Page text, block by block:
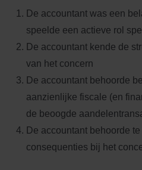
De accountant was een
speelde een actieve rol
De accountant kende de
van het concern
De accountant behoorde
aanzienlijke fiscale (en
de beoogde
De accountant behoorde
consequenties bij het